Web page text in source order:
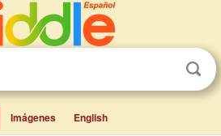
Imágenes English